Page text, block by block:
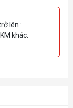
lên :
khác.